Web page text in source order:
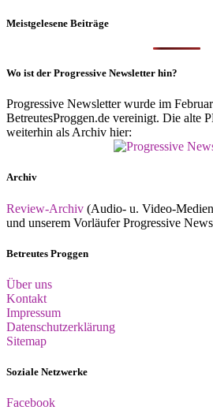
Meistgelesene Beiträge
Wo ist der Progressive Newsletter hin?
Progressive Newsletter wurde im
BetreutesProggen.de vereinigt. Die alte
weiterhin als Archiv hier:
Archiv
Review-Archiv (Audio- u. Video-
und unserem Vorläufer Progressive
Betreutes Proggen
Über uns
Kontakt
Impressum
Datenschutzerklärung
Sitemap
Soziale Netzwerke
Facebook